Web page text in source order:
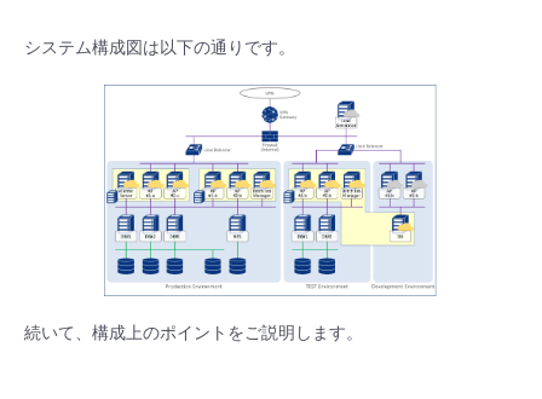
システム構成図は以下の通りです。
続いて、構成上のポイントをご説明します。